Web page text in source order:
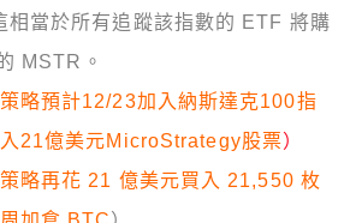
相當於所有追蹤該指數的 ETF 將購
MSTR。
略預計12/23加入納斯達克100指
21億美元MicroStrategy股票）
略再花 21 億美元買入 21,550 枚